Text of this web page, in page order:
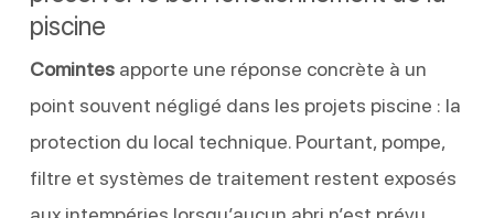
piscine
Comintesapporte une réponse concrète à un
point souvent négligé dans les projets piscine : la
protection du local technique. Pourtant, pompe,
filtre et systèmes de traitement restent exposés